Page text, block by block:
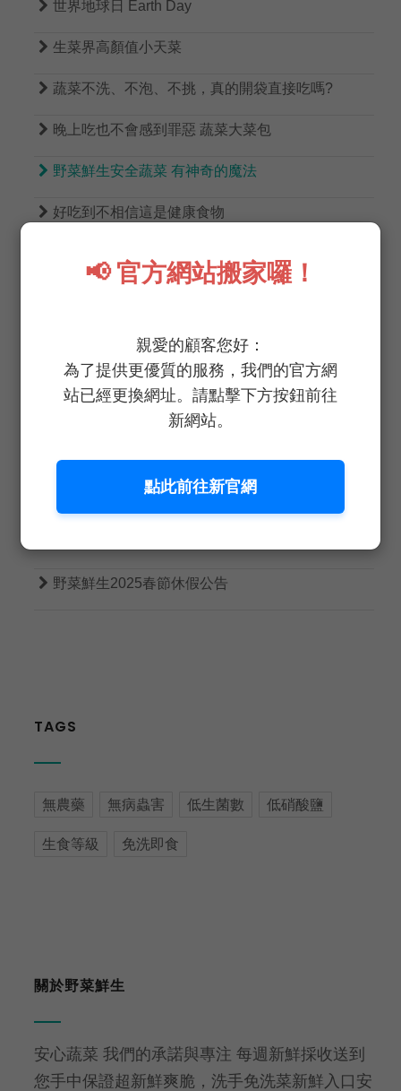
📢 官方網站搬家囉！
親愛的顧客您好：
為了提供更優質的服務，我們的官方網
站已經更換網址。請點擊下方按鈕前往
新網站。
點此前往新官網
 世界地球日 Earth Day
 生菜界高顏值小天菜
 蔬菜不洗、不泡、不挑，真的開袋直接吃嗎?
 晚上吃也不會感到罪惡 蔬菜大菜包
 野菜鮮生安全蔬菜 有神奇的魔法
 好吃到不相信這是健康食物
38女神節！寵愛自己！閃耀美麗！
觀望1000次 不如行動一次
野菜鮮生重症餐桌蔬菜部重磅登場！
不吃土｜蔬菜界的LV
 野菜鮮生2025春節休假公告
TAGS
無農藥 無病蟲害 低生菌數 低硝酸鹽
生食等級 免洗即食
關於野菜鮮生
安心蔬菜 我們的承諾與專注 每週新鮮採收送到
您手中保證超新鮮爽脆，洗手免洗菜新鮮入口安